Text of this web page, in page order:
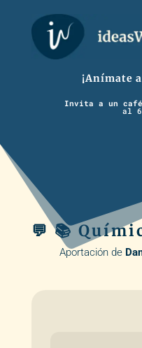
¡Anímate
Invita a un
al
💬 📚
Aportación de